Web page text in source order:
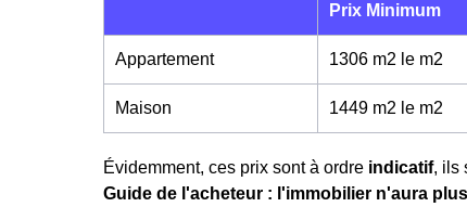
Prix Minimum
Appartement 1306 m2 le m2
Maison 1449 m2 le m2
Évidemment, ces prix sont à ordre indicatif, ils
Guide de l'acheteur : l'immobilier n'aura